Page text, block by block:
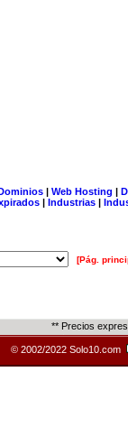
| Web Hosting |
| Industrias |
[Pág.
** Precios
© 2002/2022 Solo10.com